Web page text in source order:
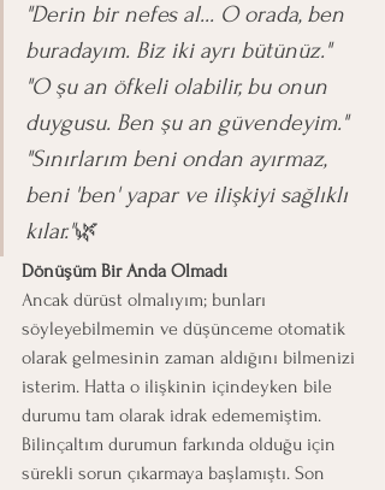
"Derin bir nefes al... O orada, ben
buradayım. Biz iki ayrı bütünüz."
"O şu an öfkeli olabilir, bu onun
duygusu. Ben şu an güvendeyim."
"Sınırlarım beni ondan ayırmaz,
beni 'ben' yapar ve ilişkiyi sağlıklı
kılar."🌿
Dönüşüm Bir Anda Olmadı
Ancak dürüst olmalıyım; bunları
söyleyebilmemin ve düşünceme otomatik
olarak gelmesinin zaman aldığını bilmenizi
isterim. Hatta o ilişkinin içindeyken bile
durumu tam olarak idrak edememiştim.
Bilinçaltım durumun farkında olduğu için
sürekli sorun çıkarmaya başlamıştı. Son